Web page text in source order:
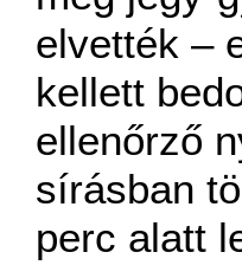
elvették –
kellett
ellenőrző
sírásban
perc alatt